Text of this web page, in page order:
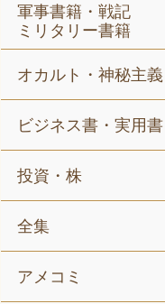
軍事書籍・戦記
ミリタリー書籍
オカルト・神秘主義
ビジネス書・実用書
投資・株
全集
アメコミ